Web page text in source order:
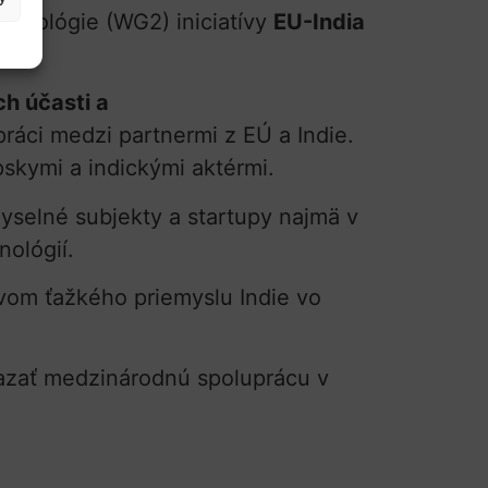
(WG2) iniciatívy EU-India
účasti a
medzi partnermi z EÚ a Indie.
a indickými aktérmi.
subjekty a startupy najmä v
ťažkého priemyslu Indie vo
medzinárodnú spoluprácu v